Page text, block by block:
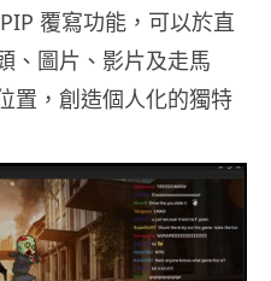
覆寫功能，可以於直
、圖片、影片及走馬
置，創造個人化的獨特